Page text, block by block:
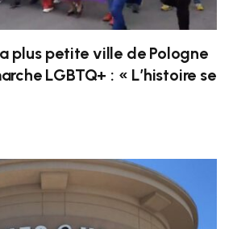
plus petite ville de Pologne
LGBTQ+ : « L’histoire se